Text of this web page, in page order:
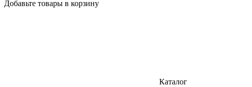
Добавьте товары в корзину
Каталог